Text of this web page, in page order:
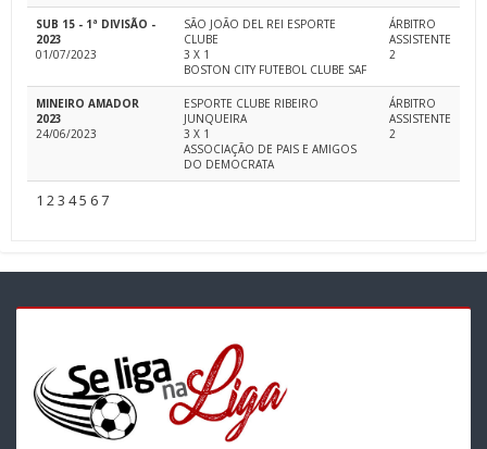
SUB 15 - 1ª DIVISÃO -
2023
01/07/2023
SÃO JOÃO DEL REI ESPORTE
CLUBE
3 X 1
BOSTON CITY FUTEBOL CLUBE SAF
ÁRBITRO
ASSISTENTE
2
MINEIRO AMADOR
2023
24/06/2023
ESPORTE CLUBE RIBEIRO
JUNQUEIRA
3 X 1
ASSOCIAÇÃO DE PAIS E AMIGOS
DO DEMOCRATA
ÁRBITRO
ASSISTENTE
2
1 23 45 67